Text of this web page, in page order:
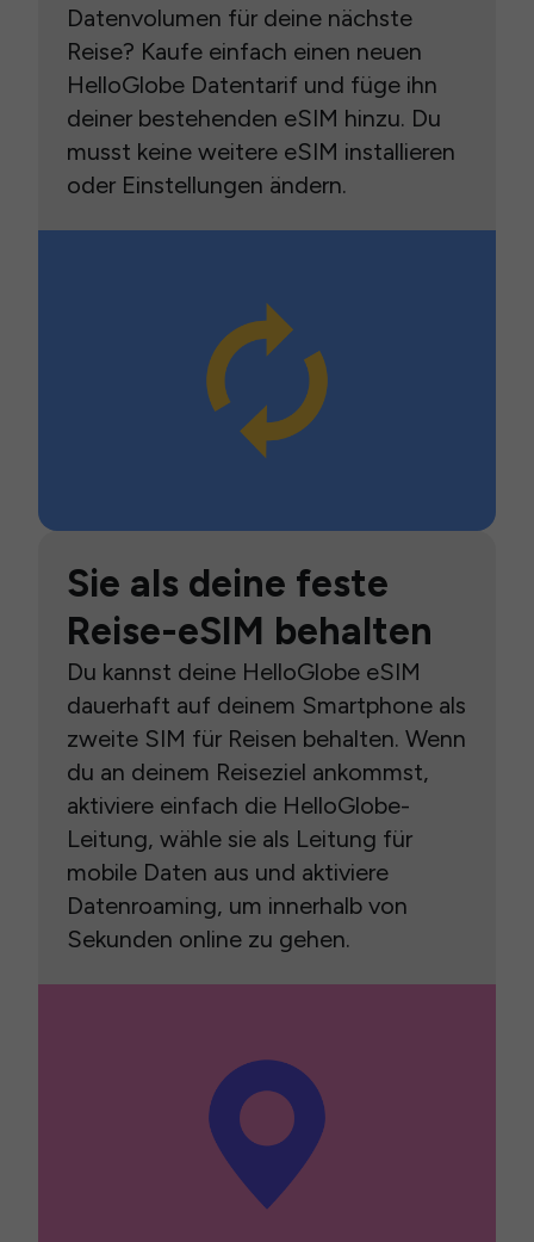
Datenvolumen für deine nächste
Reise? Kaufe einfach einen neuen
HelloGlobe Datentarif und füge ihn
deiner bestehenden eSIM hinzu. Du
musst keine weitere eSIM installieren
oder Einstellungen ändern.
Sie als deine feste
Reise-eSIM behalten
Du kannst deine HelloGlobe eSIM
dauerhaft auf deinem Smartphone als
zweite SIM für Reisen behalten. Wenn
du an deinem Reiseziel ankommst,
aktiviere einfach die HelloGlobe-
Leitung, wähle sie als Leitung für
mobile Daten aus und aktiviere
Datenroaming, um innerhalb von
Sekunden online zu gehen.